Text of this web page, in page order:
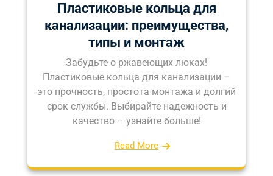
Пластиковые кольца для
канализации: преимущества,
типы и монтаж
Забудьте о ржавеющих люках!
Пластиковые кольца для канализации –
это прочность, простота монтажа и долгий
срок службы. Выбирайте надежность и
качество – узнайте больше!
Read More